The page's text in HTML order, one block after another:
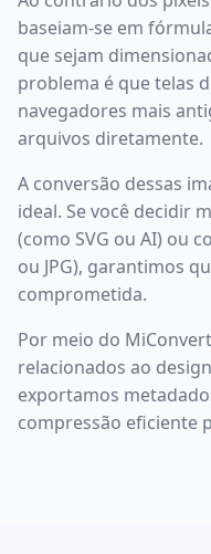
baseiam-se em
que sejam
problema é que telas
navegadores mais
arquivos diretamente.
A conversão dessas
ideal. Se você decidir
(como SVG ou AI) ou
ou JPG), garantimos
comprometida.
Por meio do
relacionados ao
exportamos
compressão eficiente